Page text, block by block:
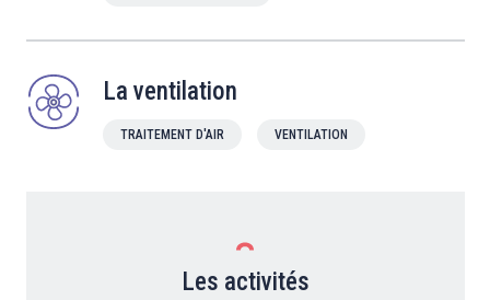
La ventilation
TRAITEMENT D'AIR VENTILATION
Les activités